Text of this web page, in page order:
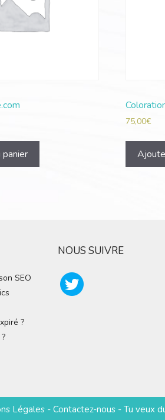
75,00€
SEO
?
NOUS SUIVRE
Légales- Contactez-nous- Tu veux